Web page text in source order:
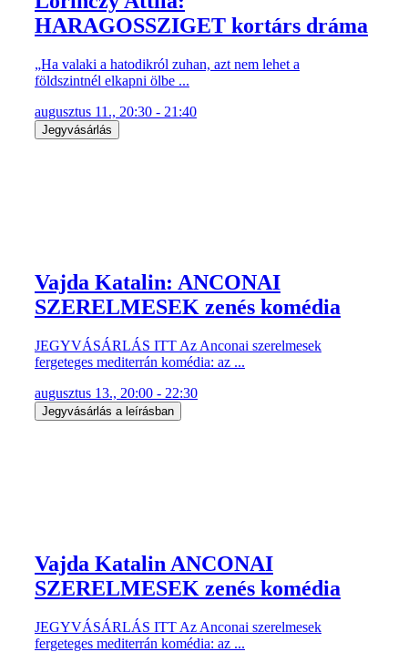
HARAGOSSZIGET kortárs dráma
„Ha valaki a hatodikról zuhan, azt nem lehet a
földszintnél elkapni ölbe ...
augusztus 11., 20:30 - 21:40
Jegyvásárlás
Vajda Katalin: ANCONAI
SZERELMESEK zenés komédia
JEGYVÁSÁRLÁS ITT Az Anconai szerelmesek
fergeteges mediterrán komédia: az ...
augusztus 13., 20:00 - 22:30
Jegyvásárlás a leírásban
Vajda Katalin ANCONAI
SZERELMESEK zenés komédia
JEGYVÁSÁRLÁS ITT Az Anconai szerelmesek
fergeteges mediterrán komédia: az ...